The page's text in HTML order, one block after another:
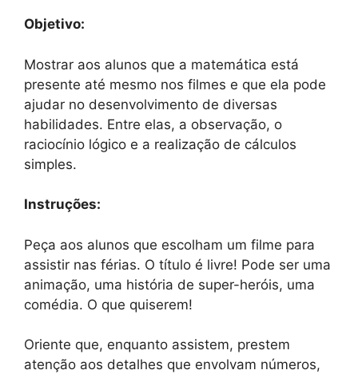
Objetivo:
Mostrar aos alunos que a matemática está
presente até mesmo nos filmes e que ela pode
ajudar no desenvolvimento de diversas
habilidades. Entre elas, a observação, o
raciocínio lógico e a realização de cálculos
simples.
Instruções:
Peça aos alunos que escolham um filme para
assistir nas férias. O título é livre! Pode ser uma
animação, uma história de super-heróis, uma
comédia. O que quiserem!
Oriente que, enquanto assistem, prestem
atenção aos detalhes que envolvam números,